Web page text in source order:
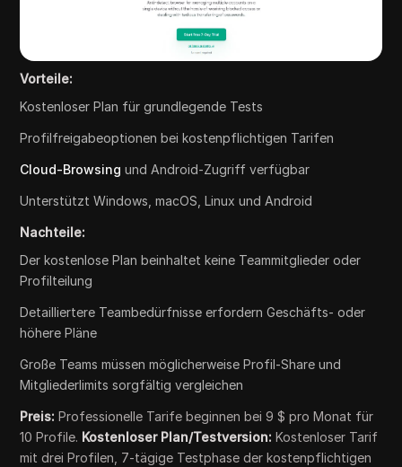
Vorteile:
Kostenloser Plan für grundlegende Tests
Profilfreigabeoptionen bei kostenpflichtigen Tarifen
Cloud-Browsing und Android-Zugriff verfügbar
Unterstützt Windows, macOS, Linux und Android
Nachteile:
Der kostenlose Plan beinhaltet keine Teammitglieder oder
Profilteilung
Detailliertere Teambedürfnisse erfordern Geschäfts- oder
höhere Pläne
Große Teams müssen möglicherweise Profil-Share und
Mitgliederlimits sorgfältig vergleichen
Preis: Professionelle Tarife beginnen bei 9 $ pro Monat für
10 Profile. Kostenloser Plan/Testversion: Kostenloser Tarif
mit drei Profilen, 7-tägige Testphase der kostenpflichtigen